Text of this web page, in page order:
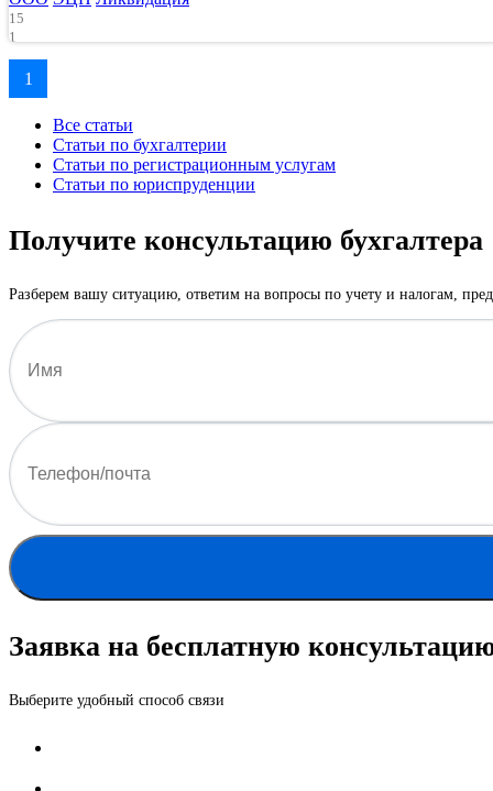
15
1
1
Все статьи
Статьи по бухгалтерии
Статьи по регистрационным услугам
Статьи по юриспруденции
Получите консультацию бухгалтера
Разберем вашу ситуацию, ответим на вопросы по учету и налогам,
Заявка на бесплатную
Выберите удобный способ связи